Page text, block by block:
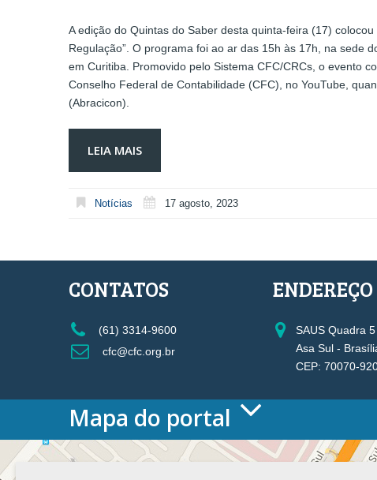
A edição do Quintas do Saber desta quinta-feira (17)
Regulação”. O programa foi ao ar das 15h às 17h, na sede
em Curitiba. Promovido pelo Sistema CFC/CRCs, o evento
Conselho Federal de Contabilidade (CFC), no YouTube,
(Abracicon).
LEIA MAIS
Notícias 17 agosto, 2023
CONTATOS
(61) 3314-9600
cfc@cfc.org.br
ENDEREÇO
SAUS Quadra
Asa Sul -
CEP: 70070-
Mapa do portal
HOME
O CONSELHO